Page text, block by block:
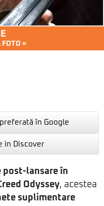
FOTO »
în Google
in Discover
post-lansare în
Odyssey, acestea
suplimentare